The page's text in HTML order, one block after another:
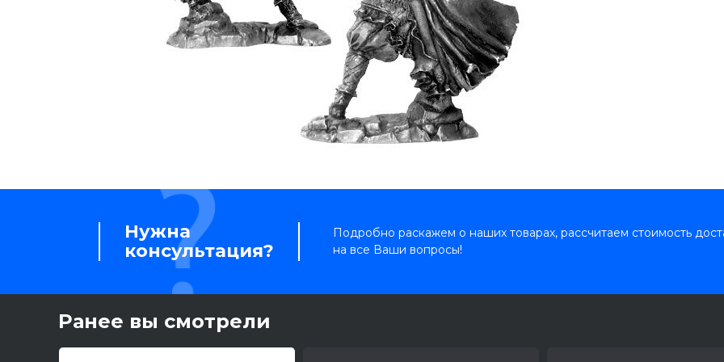
Нужна
консультация?
Подробно раскажем о наших товарах, рассчитаем стоимость
на все Ваши вопросы!
Ранее вы смотрели